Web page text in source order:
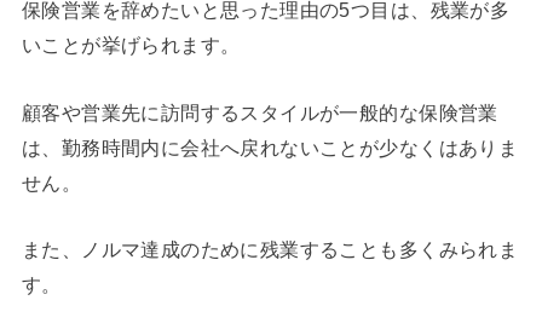
保険営業を辞めたいと思った理由の5つ目は、残業が多
いことが挙げられます。
顧客や営業先に訪問するスタイルが一般的な保険営業
は、勤務時間内に会社へ戻れないことが少なくはありま
せん。
また、ノルマ達成のために残業することも多くみられま
す。